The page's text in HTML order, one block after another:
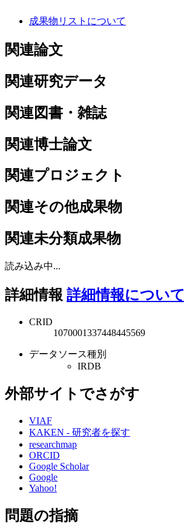
成果物リストについて
関連論文
関連研究データ
関連図書・雑誌
関連博士論文
関連プロジェクト
関連その他成果物
関連未分類成果物
読み込み中...
詳細情報 詳細情報について
CRID
1070001337448445569
データソース種別
IRDB
外部サイトでさがす
VIAF
KAKEN - 研究者を探す
researchmap
ORCID
Google Scholar
Google
Yahoo!
問題の指摘